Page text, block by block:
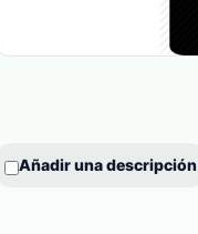
Añadir una descripción